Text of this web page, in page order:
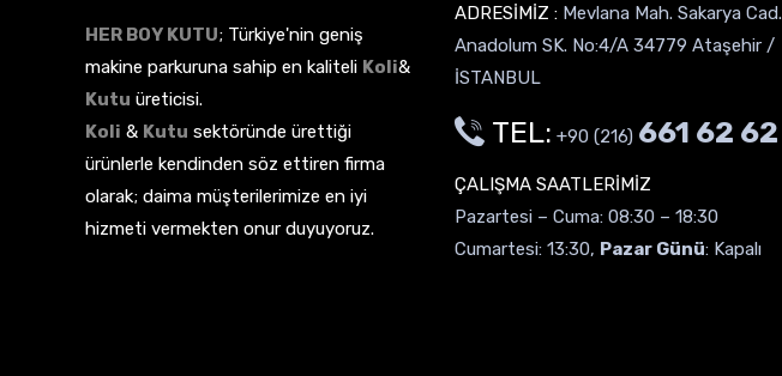
HER BOY KUTU; Türkiye'nin geniş
makine parkuruna sahip en kaliteli Koli&
Kutu üreticisi.
Koli & Kutu sektöründe ürettiği
ürünlerle kendinden söz ettiren firma
olarak; daima müşterilerimize en iyi
hizmeti vermekten onur duyuyoruz.
ADRESİMİZ : Mevlana Mah. Sakarya Cad.
Anadolum SK. No:4/A 34779 Ataşehir /
İSTANBUL
TEL: +90 (216) 661 62 62
ÇALIŞMA SAATLERİMİZ
Pazartesi – Cuma: 08:30 – 18:30
Cumartesi: 13:30, Pazar Günü: Kapalı